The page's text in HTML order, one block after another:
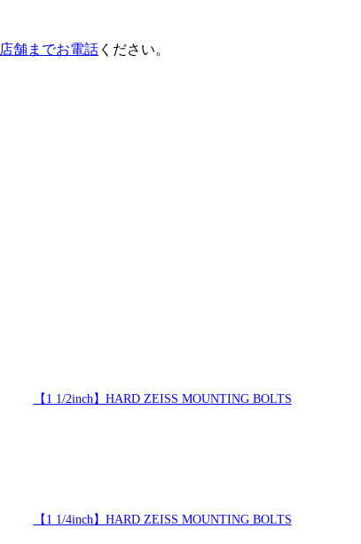
店舗までお電話 ください。
【1 1/2inch】HARD ZEISS MOUNTING BOLTS
【1 1/4inch】HARD ZEISS MOUNTING BOLTS